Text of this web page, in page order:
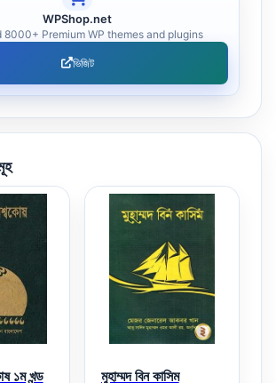
WPShop.net
8000+ Premium WP themes and plugins
ভিজিট
১ম খন্ড মুহাম্মদ বিন কাসিম